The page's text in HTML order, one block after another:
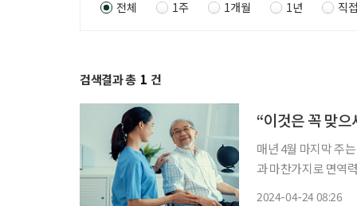
전체 1주 1개월 1년 직
검색결과 총 1 건
“이것은 꼭 맞
매년 4월 마지막 주
과 마찬가지로 면역
2024-04-24 08:26